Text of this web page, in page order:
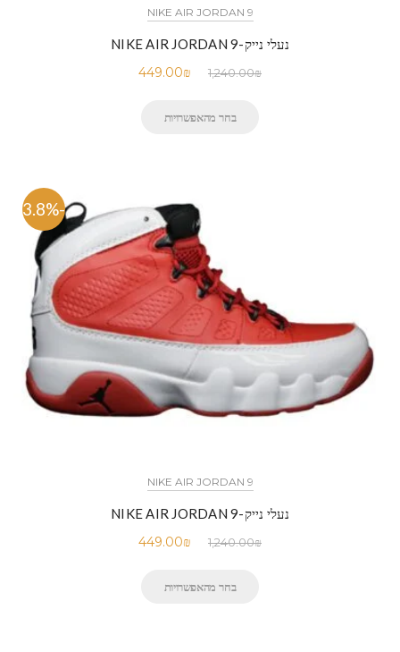
NIKE AIR JORDAN 9
נעלי נייק-NIKE AIR JORDAN 9
1,240.00₪
449.00₪
בחר מהאפשרויות
-63.8%
NIKE AIR JORDAN 9
נעלי נייק-NIKE AIR JORDAN 9
1,240.00₪
449.00₪
בחר מהאפשרויות